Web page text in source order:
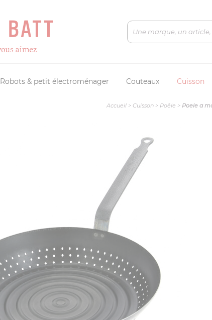
Robots & petit électroménager Couteaux Cuisson
Accueil> Cuisson> Poêle > Poele a